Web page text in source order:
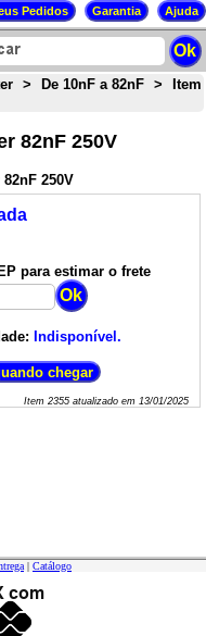
> De 10nF a 82nF >
Item
82nF 250V
250V
para estimar o frete
Indisponível.
Item 2355atualizado em 13/01/2025
| Catálogo